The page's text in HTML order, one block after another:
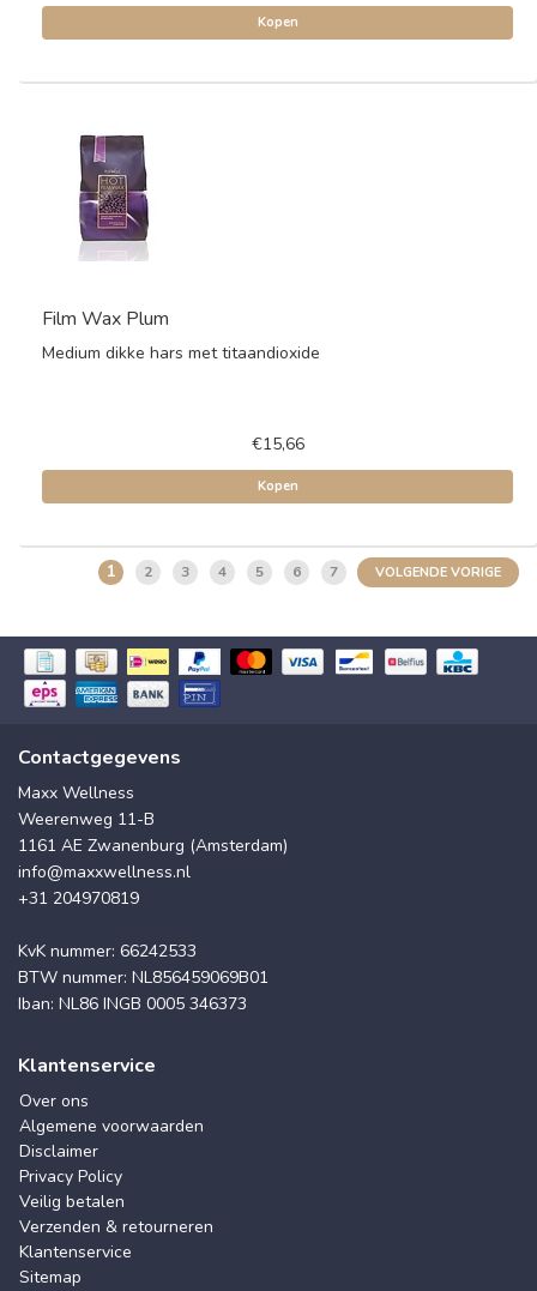
Kopen
Film Wax Plum
Medium dikke hars met titaandioxide
€15,66
Kopen
1 2 3 4 5 6 7 VOLGENDE VORIGE
Contactgegevens
Maxx Wellness
Weerenweg 11-B
1161 AE Zwanenburg (Amsterdam)
info@maxxwellness.nl
+31 204970819
KvK nummer: 66242533
BTW nummer: NL856459069B01
Iban: NL86 INGB 0005 346373
Klantenservice
Over ons
Algemene voorwaarden
Disclaimer
Privacy Policy
Veilig betalen
Verzenden & retourneren
Klantenservice
Sitemap